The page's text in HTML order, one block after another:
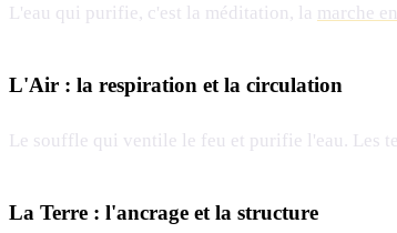
L'eau qui purifie, c'est la méditation, la marche
L'Air : la respiration et la circulation
Le souffle qui ventile le feu et purifie l'eau. Les
La Terre : l'ancrage et la structure